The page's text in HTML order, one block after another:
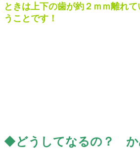
ときは 上下の歯が約２ｍｍ離れ
うことです！
◆どうしてなるの？